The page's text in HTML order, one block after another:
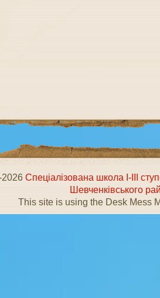
2026Спеціалізована школа І-ІІІ
Шевченківського
This site is using the Desk Mess